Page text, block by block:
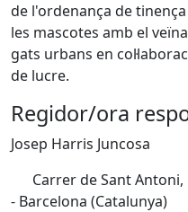
de l'ordenança de
les mascotes amb el
gats urbans en
de lucre.
Regidor/ora
Josep Harris Juncosa
Carrer de Sant Antoni,
- Barcelona (Catalunya)